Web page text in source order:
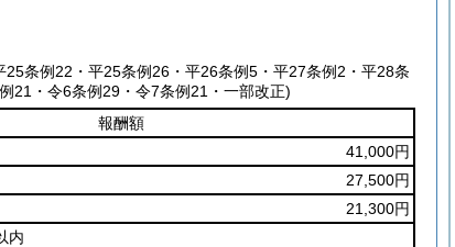
条例22・平25条例26・平26条例5・平27条例2・平28条
21・令6条例29・令7条例21・一部改正)
報酬額
41,000円
27,500円
21,300円
内